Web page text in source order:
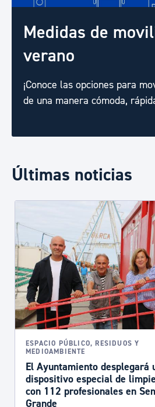
Medidas de
verano
¡Conoce las opciones para
de una manera cómoda,
Últimas noticias
ESPACIO PÚBLICO, RESIDUOS Y
MEDIOAMBIENTE
El Ayuntamiento desplegará
dispositivo especial de
con 112 profesionales en
Grande